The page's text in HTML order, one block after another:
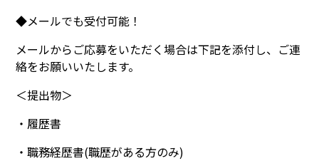
◆メールでも受付可能！
メールからご応募をいただく場合は下記を添付し、ご連
絡をお願いいたします。
＜提出物＞
・履歴書
・職務経歴書(職歴がある方のみ)